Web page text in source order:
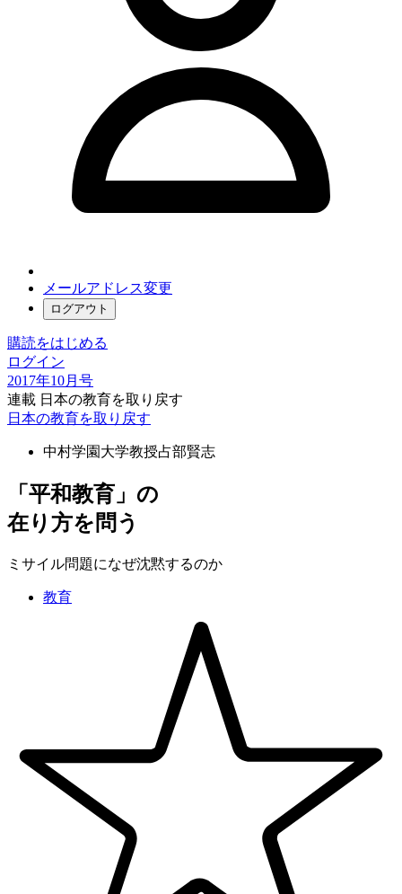
メールアドレス変更
ログアウト
購読をはじめる
ログイン
2017年10月号
連載 日本の教育を取り戻す
日本の教育を取り戻す
中村学園大学教授占部賢志
「平和教育」の
在り方を問う
ミサイル問題になぜ沈黙するのか
教育